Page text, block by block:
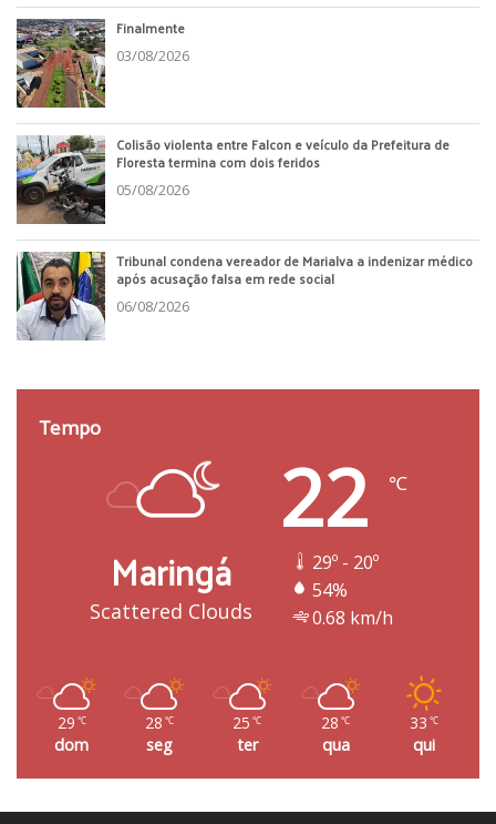
Finalmente
03/08/2026
Colisão violenta entre Falcon e veículo da Prefeitura de
Floresta termina com dois feridos
05/08/2026
Tribunal condena vereador de Marialva a indenizar médico
após acusação falsa em rede social
06/08/2026
Tempo
Maringá
Scattered Clouds
22 ℃
29º - 20º
54%
0.68 km/h
29 ℃
dom
28 ℃
seg
25 ℃
ter
28 ℃
qua
33 ℃
qui